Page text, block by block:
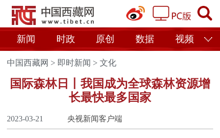
新闻 时政 原创 数据 视频
中国西藏网 > 即时新闻 >文化
国际森林日丨我国成为全球森林资源增
长最快最多国家
2023-03-21 央视新闻客户端